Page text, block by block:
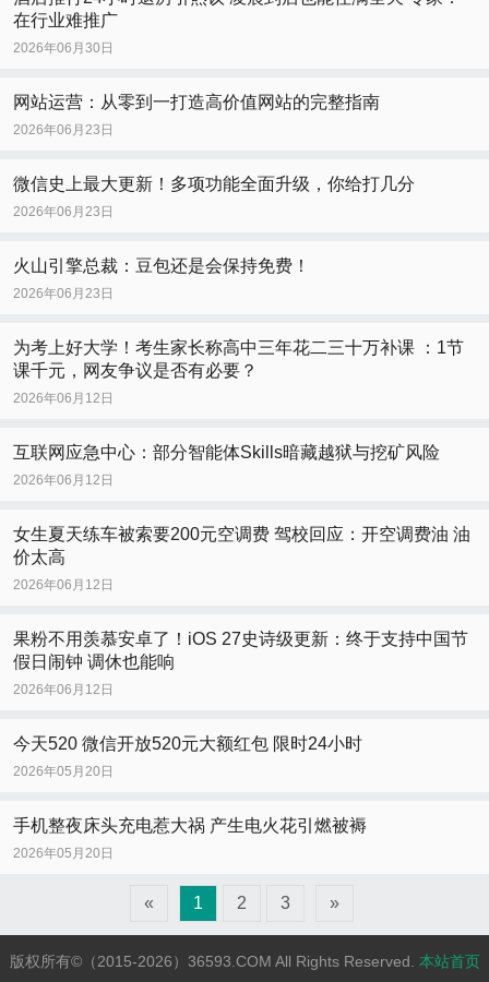
在行业难推广
2026年06月30日
网站运营：从零到一打造高价值网站的完整指南
2026年06月23日
微信史上最大更新！多项功能全面升级，你给打几分
2026年06月23日
火山引擎总裁：豆包还是会保持免费！
2026年06月23日
为考上好大学！考生家长称高中三年花二三十万补课 ：1节
课千元，网友争议是否有必要？
2026年06月12日
互联网应急中心：部分智能体Skills暗藏越狱与挖矿风险
2026年06月12日
女生夏天练车被索要200元空调费 驾校回应：开空调费油 油
价太高
2026年06月12日
果粉不用羡慕安卓了！iOS 27史诗级更新：终于支持中国节
假日闹钟 调休也能响
2026年06月12日
今天520 微信开放520元大额红包 限时24小时
2026年05月20日
手机整夜床头充电惹大祸 产生电火花引燃被褥
2026年05月20日
« 1 2 3 »
版权所有©（2015-2026）36593.COM All Rights Reserved. 本站首页